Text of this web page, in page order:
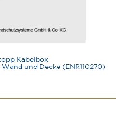
Kabelbox
und Decke (ENR110270)